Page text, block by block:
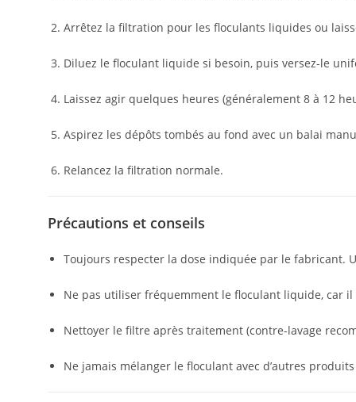
Arrêtez la filtration pour les floculants liquides ou
Diluez le floculant liquide si besoin, puis versez-le
Laissez agir quelques heures (généralement 8 à 12
Aspirez les dépôts tombés au fond avec un balai
Relancez la filtration normale.
Précautions et conseils
Toujours respecter la dose indiquée par le fabricant.
Ne pas utiliser fréquemment le floculant liquide, car
Nettoyer le filtre après traitement (contre-lavage
Ne jamais mélanger le floculant avec d’autres